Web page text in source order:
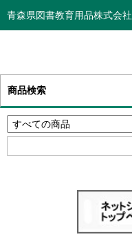
青森県図書教育用品株式会社
商品検索